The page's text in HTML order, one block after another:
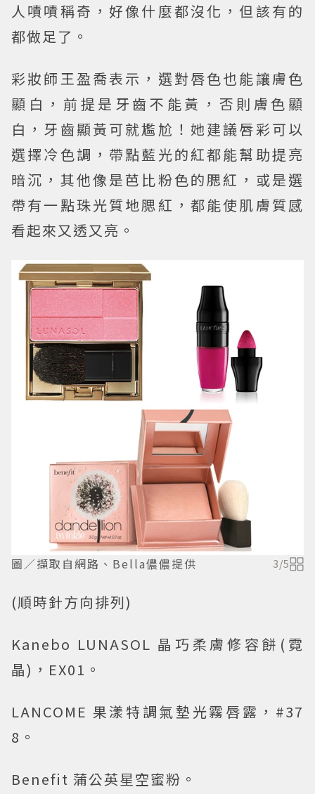
人嘖嘖稱奇，好像什麼都沒化，但該有的
都做足了。
彩妝師王盈喬表示，選對唇色也能讓膚色
顯白，前提是牙齒不能黃，否則膚色顯
白，牙齒顯黃可就尷尬！她建議唇彩可以
選擇冷色調，帶點藍光的紅都能幫助提亮
暗沉，其他像是芭比粉色的腮紅，或是選
帶有一點珠光質地腮紅，都能使肌膚質感
看起來又透又亮。
圖／擷取自網路、Bella儂儂提供 3/5
(順時針方向排列)
Kanebo LUNASOL 晶巧柔膚修容餅(霓
晶)，EX01。
LANCOME 果漾特調氣墊光霧唇露，#37
8。
Benefit 蒲公英星空蜜粉。